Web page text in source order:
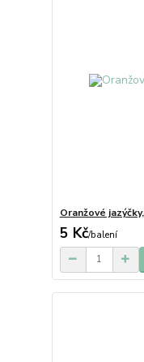
Oranžové
5 Kč/balení